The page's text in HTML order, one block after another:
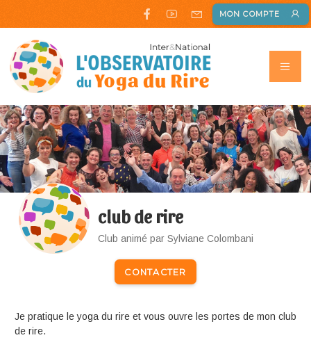
MON COMPTE
club de rire
Club animé par Sylviane Colombani
CONTACTER
Je pratique le yoga du rire et vous ouvre les portes de mon club
de rire.